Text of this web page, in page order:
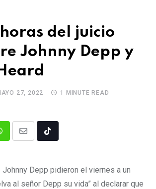
del juicio
Johnny Depp y
27, 2022
1 MINUTE READ
Depp pidieron el viernes a un
al señor Depp su vida” al declarar que